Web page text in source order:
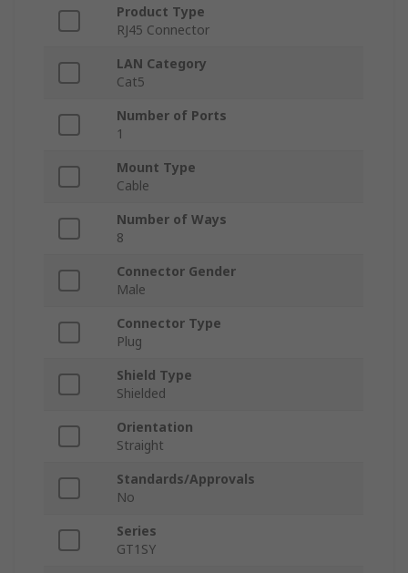
Product Type
RJ45 Connector
LAN Category
Cat5
Number of Ports
1
Mount Type
Cable
Number of Ways
8
Connector Gender
Male
Connector Type
Plug
Shield Type
Shielded
Orientation
Straight
Standards/Approvals
No
Series
GT1SY